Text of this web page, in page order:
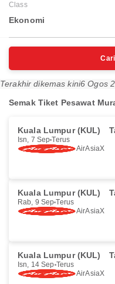
Class
Ekonomi
Terakhir dikemas kini6 Ogos
Semak Tiket Pesawat
Kuala Lumpur (KUL)
Isn, 7 Sep Terus
AirAsiaX
Kuala Lumpur (KUL)
Rab, 9 Sep Terus
AirAsiaX
Kuala Lumpur (KUL)
Isn, 14 Sep Terus
AirAsiaX